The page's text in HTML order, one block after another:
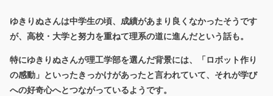
ゆきりぬさんは中学生の頃、成績があまり良くなかったそうです
が、高校・大学と努力を重ねて理系の道に進んだという話も。
特にゆきりぬさんが理工学部を選んだ背景には、「ロボット作り
の感動」といったきっかけがあったと言われていて、それが学び
への好奇心へとつながっているようです。